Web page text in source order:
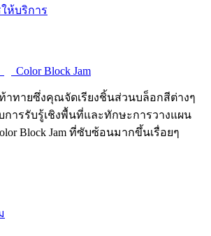
ห้บริการ
Color Block Jam
าทายซึ่งคุณจัดเรียงชิ้นส่วนบล็อกสีต่างๆ
ารรับรู้เชิงพื้นที่และทักษะการวางแผน
Block Jam ที่ซับซ้อนมากขึ้นเรื่อยๆ